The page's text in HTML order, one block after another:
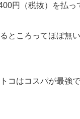
円（税抜）を払
ところってほぼ無
コはコスパが最強